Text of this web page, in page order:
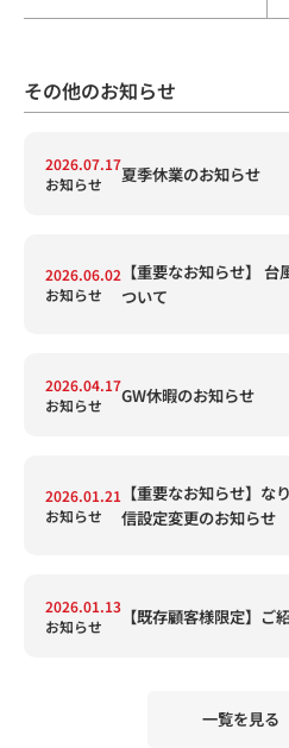
その他のお知らせ
2026.07.17
お知らせ
夏季休業のお知らせ
2026.06.02
お知らせ
【重要なお知らせ】
ついて
2026.04.17
お知らせ
GW休暇のお知らせ
2026.01.21
お知らせ
【重要なお知らせ】な
信設定変更のお知らせ
2026.01.13
お知らせ
【既存顧客様限定】ご
一覧を見る